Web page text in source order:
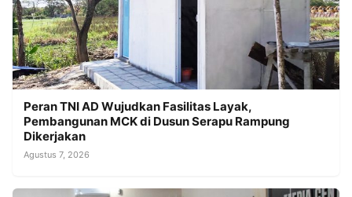
Peran TNI AD Wujudkan Fasilitas Layak,
Pembangunan MCK di Dusun Serapu Rampung
Dikerjakan
Agustus 7, 2026